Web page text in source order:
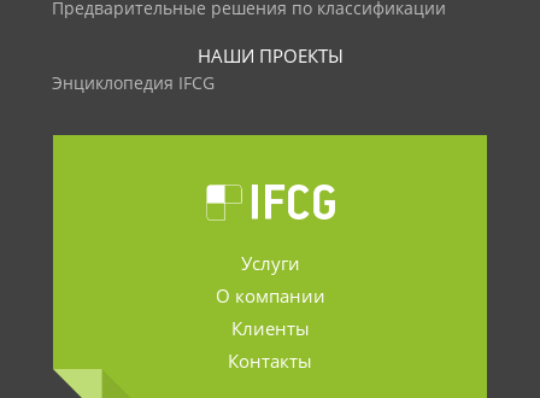
Предварительные решения по классификации
НАШИ ПРОЕКТЫ
Энциклопедия IFCG
Услуги
О компании
Клиенты
Контакты